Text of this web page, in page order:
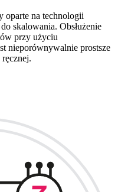
oparte na technologii
skalowania. Obsłużenie
przy użyciu
nieporównywalnie prostsze